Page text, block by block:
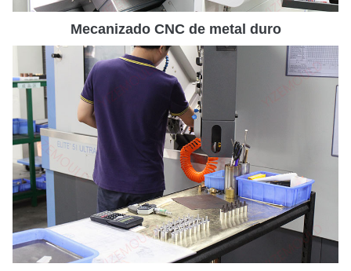
Mecanizado CNC de metal duro